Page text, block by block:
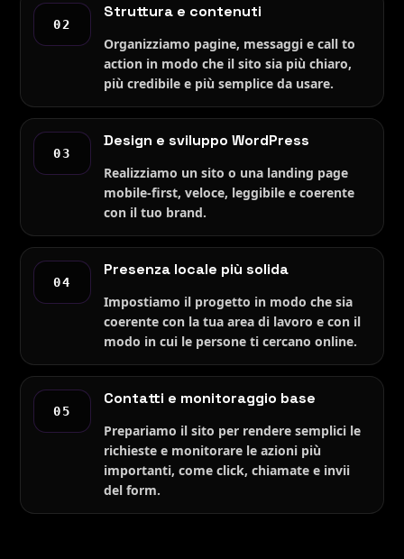
02
Struttura e contenuti
Organizziamo pagine, messaggi e call to
action in modo che il sito sia più chiaro,
più credibile e più semplice da usare.
03
Design e sviluppo WordPress
Realizziamo un sito o una landing page
mobile-first, veloce, leggibile e coerente
con il tuo brand.
04
Presenza locale più solida
Impostiamo il progetto in modo che sia
coerente con la tua area di lavoro e con il
modo in cui le persone ti cercano online.
05
Contatti e monitoraggio base
Prepariamo il sito per rendere semplici le
richieste e monitorare le azioni più
importanti, come click, chiamate e invii
del form.